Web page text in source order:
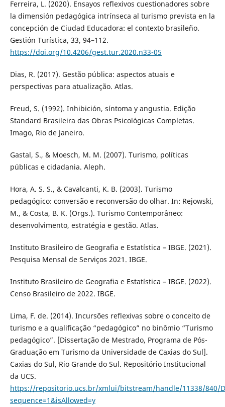
Ferreira, L. (2020). Ensayos reflexivos cuestionadores sobre
la dimensión pedagógica intrínseca al turismo prevista en la
concepción de Ciudad Educadora: el contexto brasileño.
Gestión Turística, 33, 94–112.
https://doi.org/10.4206/gest.tur.2020.n33-05
Dias, R. (2017). Gestão pública: aspectos atuais e
perspectivas para atualização. Atlas.
Freud, S. (1992). Inhibición, síntoma y angustia. Edição
Standard Brasileira das Obras Psicológicas Completas.
Imago, Rio de Janeiro.
Gastal, S., & Moesch, M. M. (2007). Turismo, políticas
públicas e cidadania. Aleph.
Hora, A. S. S., & Cavalcanti, K. B. (2003). Turismo
pedagógico: conversão e reconversão do olhar. In: Rejowski,
M., & Costa, B. K. (Orgs.). Turismo Contemporâneo:
desenvolvimento, estratégia e gestão. Atlas.
Instituto Brasileiro de Geografia e Estatística – IBGE. (2021).
Pesquisa Mensal de Serviços 2021. IBGE.
Instituto Brasileiro de Geografia e Estatística – IBGE. (2022).
Censo Brasileiro de 2022. IBGE.
Lima, F. de. (2014). Incursões reflexivas sobre o conceito de
turismo e a qualificação “pedagógico” no binômio “Turismo
pedagógico”. [Dissertação de Mestrado, Programa de Pós-
Graduação em Turismo da Universidade de Caxias do Sul].
Caxias do Sul, Rio Grande do Sul. Repositório Institucional
da UCS.
https://repositorio.ucs.br/xmlui/bitstream/handle/11338/840/
sequence=1&isAllowed=y